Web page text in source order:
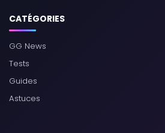
CATÉGORIES
GG News
Tests
Guides
Astuces